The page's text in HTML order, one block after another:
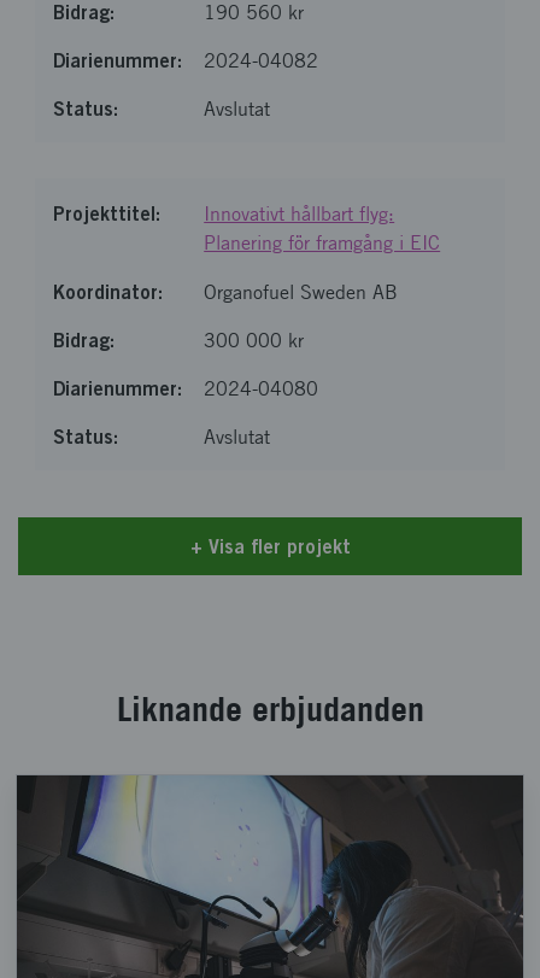
190 560 kr
2024-04082
Avslutat
Innovativt hållbart flyg:
Planering för framgång i EIC
Organofuel Sweden AB
300 000 kr
2024-04080
Avslutat
+ Visa fler projekt
Läste in 20 av 96 poster
Liknande erbjudanden